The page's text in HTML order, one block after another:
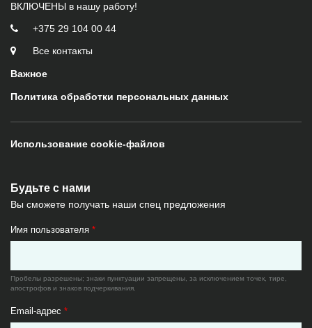
ВКЛЮЧЕНЫ в нашу работу!
+375 29 104 00 44
Все контакты
Важное
Политика обработки персональных данных
Использование cookie-файлов
Будьте с нами
Вы сможете получать наши спец предложения
Имя пользователя *
Пробелы разрешены; знаки пунктуации запрещены, за исключением точек, тире,
апострофов и знаков подчеркивания.
Email-адрес *